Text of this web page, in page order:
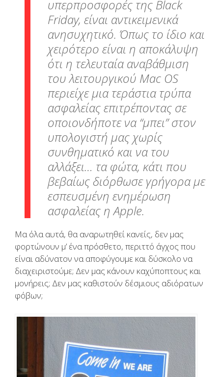
υπερπροσφορές της Black
Friday, είναι αντικειμενικά
ανησυχητικό. Όπως το ίδιο και
χειρότερο είναι η αποκάλυψη
ότι η τελευταία αναβάθμιση
του λειτουργικού Mac OS
περιείχε μια τεράστια τρύπα
ασφαλείας επιτρέποντας σε
οποιονδήποτε να “μπει” στον
υπολογιστή μας χωρίς
συνθηματικό και να του
αλλάξει… τα φώτα, κάτι που
βεβαίως διόρθωσε γρήγορα με
εσπευσμένη ενημέρωση
ασφαλείας η Apple.
Μα όλα αυτά, θα αναρωτηθεί κανείς, δεν μας
φορτώνουν μ’ ένα πρόσθετο, περιττό άγχος που
είναι αδύνατον να αποφύγουμε και δύσκολο να
διαχειριστούμε; Δεν μας κάνουν καχύποπτους και
μονήρεις; Δεν μας καθιστούν δέσμιους αδιόρατων
φόβων;